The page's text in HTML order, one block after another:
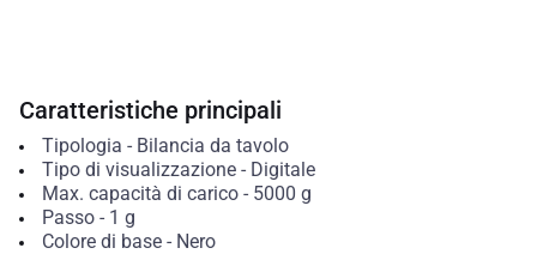
Caratteristiche principali
Tipologia - Bilancia da tavolo
Tipo di visualizzazione- Digitale
Max. capacità di carico- 5000 g
Passo- 1 g
Colore di base- Nero